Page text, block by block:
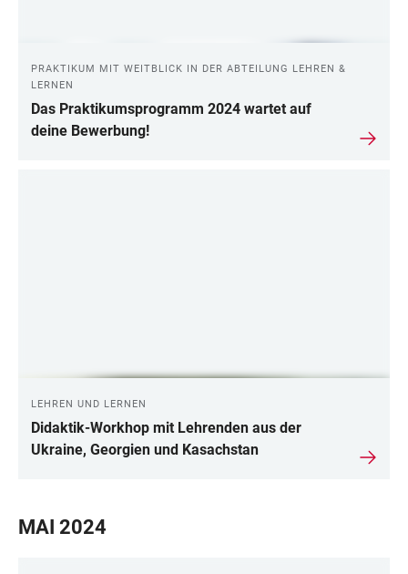
PRAKTIKUM MIT WEITBLICK IN DER ABTEILUNG LEHREN &
LERNEN
Das Praktikumsprogramm 2024 wartet auf
deine Bewerbung!
LEHREN UND LERNEN
Didaktik-Workhop mit Lehrenden aus der
Ukraine, Georgien und Kasachstan
MAI 2024